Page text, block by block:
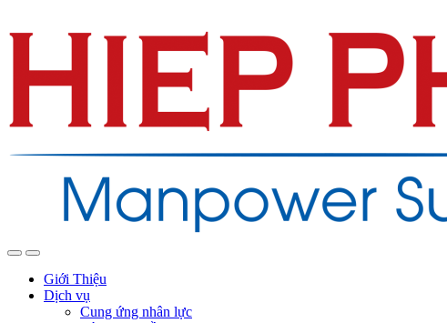
Giới Thiệu
Dịch vụ
Cung ứng nhân lực